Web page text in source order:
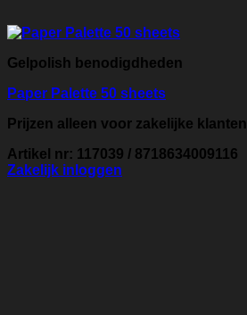
Gelpolish benodigdheden
Paper Palette 50 sheets
Prijzen alleen voor zakelijke klanten
Artikel nr: 117039 / 8718634009116
Zakelijk inloggen